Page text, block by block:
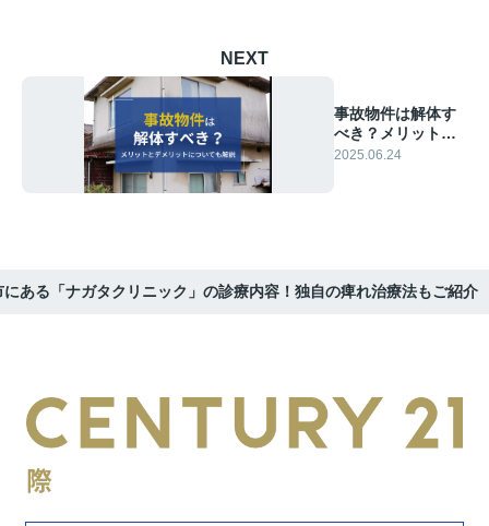
NEXT
事故物件は解体す
べき？メリットと
デメリットについ
2025.06.24
にある「ナガタクリニック」の診療内容！独自の痺れ治療法もご紹介